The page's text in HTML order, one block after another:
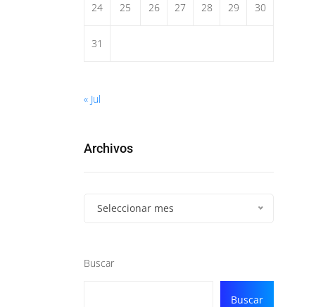
24 25 26 27 28 29 30
31
« Jul
Archivos
Seleccionar mes
Buscar
Buscar